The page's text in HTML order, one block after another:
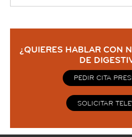
¿QUIERES HABLAR CON
DE
PEDIR CITA
SOLICITAR